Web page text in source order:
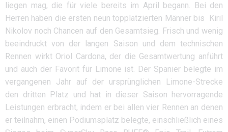
liegen mag, die für viele bereits im April begann. Bei den
Herren haben die ersten neun topplatzierten Männer bis Kiril
Nikolov noch Chancen auf den Gesamtsieg. Frisch und wenig
beeindruckt von der langen Saison und dem technischen
Rennen wirkt Oriol Cardona, der die Gesamtwertung anführt
und auch der Favorit für Limone ist. Der Spanier belegte im
vergangenen Jahr auf der ursprünglichen Limone-Strecke
den dritten Platz und hat in dieser Saison hervorragende
Leistungen erbracht, indem er bei allen vier Rennen an denen
er teilnahm, einen Podiumsplatz belegte, einschließlich eines